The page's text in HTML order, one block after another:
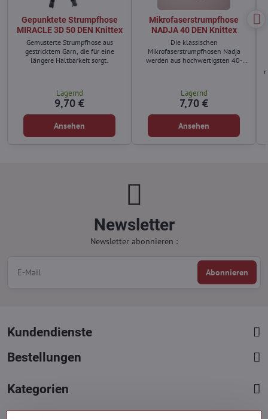
Gepunktete Strumpfhose
MIRACLE 3D 50 DEN Knittex
Gemusterte Strumpfhose aus
gestricktem Garn, die für eine
längere Haltbarkeit sorgt.
Lagernd
9,70 €
Ansehen
Mikrofaserstrumpfhose
NADJA 40 DEN Knittex
Die klassischen
Mikrofaserstrumpfhosen Nadja
werden aus hochwertigsten 40-
Lagernd
7,70 €
Ansehen
Newsletter
Newsletter abonnieren :
Abonnieren
Kundendienste
Bestellungen
Kategorien